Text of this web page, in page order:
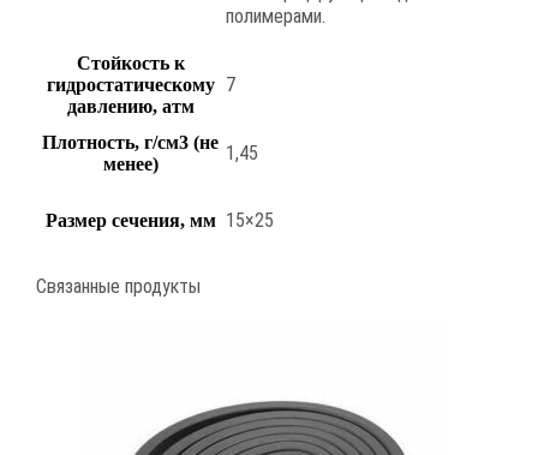
полимерами.
Стойкость к
гидростатическому
давлению, атм
7
Плотность, г/см3 (не
менее)
1,45
Размер сечения, мм 15×25
Связанные продукты